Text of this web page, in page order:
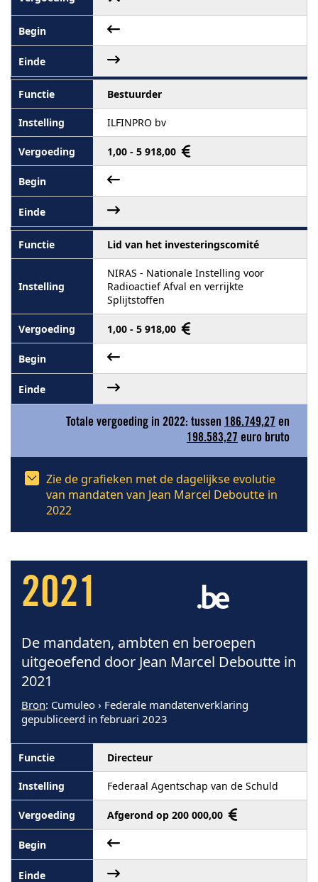
Bestuurder
ILFINPRO bv
1,00 - 5 918,00
Lid van het investeringscomité
NIRAS - Nationale Instelling voor
Radioactief Afval en verrijkte
Splijtstoffen
1,00 - 5 918,00
Totale vergoeding in 2022: tussen 186.749,27 en
198.583,27 euro bruto
Zie de grafieken met de dagelijkse evolutie
van mandaten van Jean Marcel Deboutte in
2022
2021
De mandaten, ambten en beroepen
uitgeoefend door Jean Marcel Deboutte in
2021
Bron: Cumuleo › Federale mandatenverklaring
gepubliceerd in februari 2023
Directeur
Federaal Agentschap van de Schuld
Afgerond op 200 000,00